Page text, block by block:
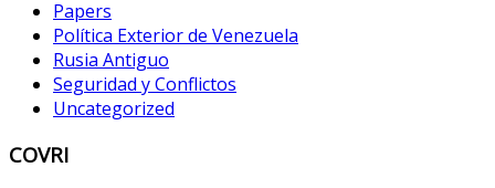
Papers
Política Exterior de Venezuela
Rusia Antiguo
Seguridad y Conflictos
Uncategorized
COVRI